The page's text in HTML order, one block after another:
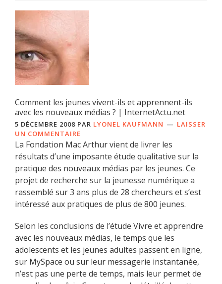
Comment les jeunes vivent-ils et apprennent-ils
avec les nouveaux médias ? | InternetActu.net
5 DÉCEMBRE 2008 PAR LYONEL KAUFMANN
LAISSER
UN COMMENTAIRE
La Fondation Mac Arthur vient de livrer les
résultats d’une imposante étude qualitative sur la
pratique des nouveaux médias par les jeunes. Ce
projet de recherche sur la jeunesse numérique a
rassemblé sur 3 ans plus de 28 chercheurs et s’est
intéressé aux pratiques de plus de 800 jeunes.
Selon les conclusions de l’étude Vivre et apprendre
avec les nouveaux médias, le temps que les
adolescents et les jeunes adultes passent en ligne,
sur MySpace ou sur leur messagerie instantanée,
n’est pas une perte de temps, mais leur permet de